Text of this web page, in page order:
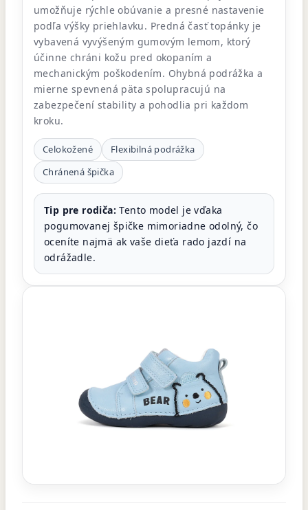
umožňuje rýchle obúvanie a presné nastavenie
podľa výšky priehlavku. Predná časť topánky je
vybavená vyvýšeným gumovým lemom, ktorý
účinne chráni kožu pred okopaním a
mechanickým poškodením. Ohybná podrážka a
mierne spevnená päta spolupracujú na
zabezpečení stability a pohodlia pri každom
kroku.
Celokožené
Flexibilná podrážka
Chránená špička
Tip pre rodiča: Tento model je vďaka
pogumovanej špičke mimoriadne odolný, čo
oceníte najmä ak vaše dieťa rado jazdí na
odrážadle.